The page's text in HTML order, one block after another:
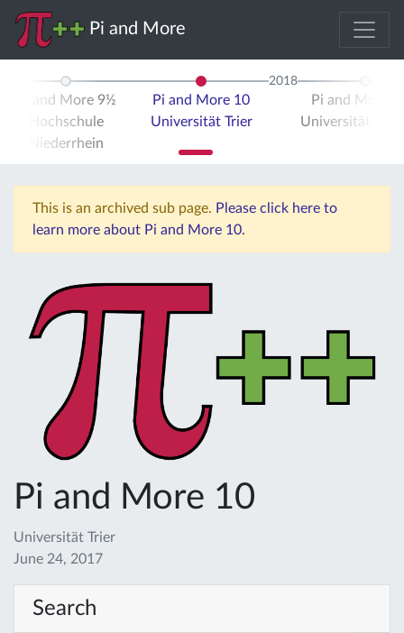
Pi and More
Pi and More 9½
Hochschule
Niederrhein
Pi and More 10
Universität Trier
2018
Pi and More
Universität
This is an archived sub page. Please click here to
learn more about Pi and More 10.
Pi and More 10
Universität Trier
June 24, 2017
Search